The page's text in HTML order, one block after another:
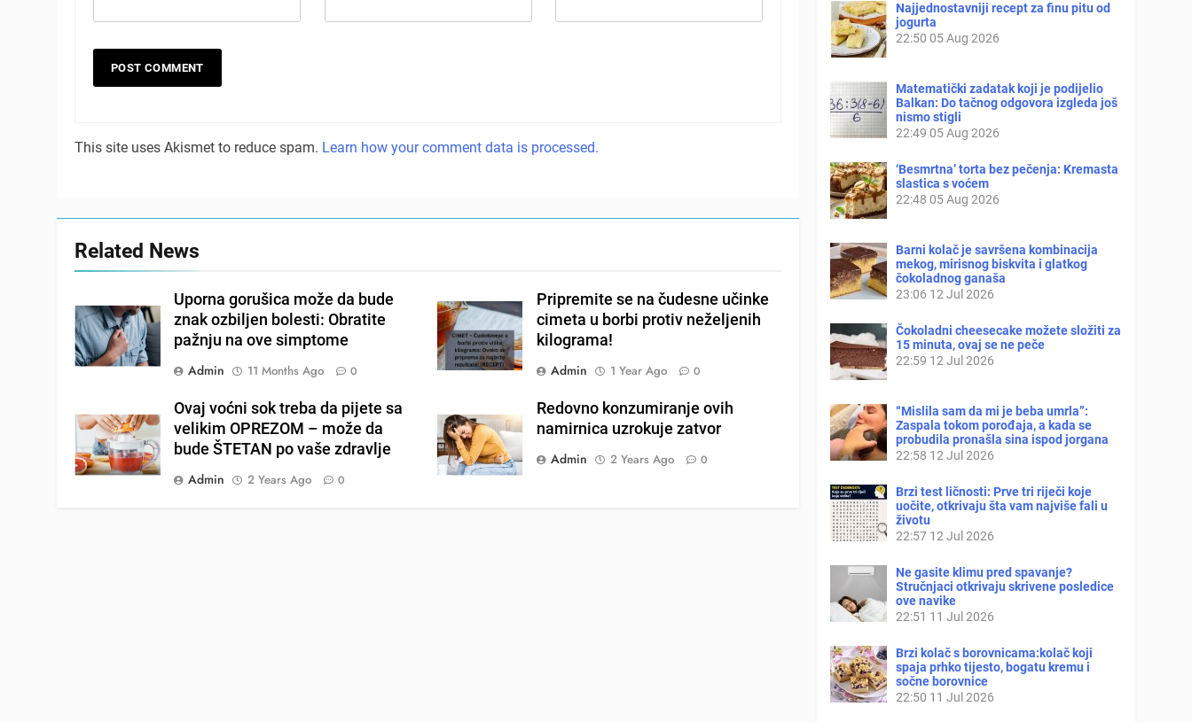
This site uses Akismet to reduce spam. Learn how your comment data is processed.
Related News
Uporna gorušica može da bude
znak ozbiljen bolesti: Obratite
pažnju na ove simptome
Admin
11 Months Ago 0
Pripremite se na čudesne učinke
cimeta u borbi protiv neželjenih
kilograma!
Admin
1 Year Ago 0
Ovaj voćni sok treba da pijete sa
velikim OPREZOM – može da
bude ŠTETAN po vaše zdravlje
Admin
2 Years Ago 0
Redovno konzumiranje ovih
namirnica uzrokuje zatvor
Admin
2 Years Ago 0
Najjednostavniji recept za finu pitu od
jogurta
22:50 05 Aug 2026
Matematički zadatak koji je podijelio
Balkan: Do tačnog odgovora izgleda još
nismo stigli
22:49 05 Aug 2026
‘Besmrtna’ torta bez pečenja: Kremasta
slastica s voćem
22:48 05 Aug 2026
Barni kolač je savršena kombinacija
mekog, mirisnog biskvita i glatkog
čokoladnog ganaša
23:06 12 Jul 2026
Čokoladni cheesecake možete složiti za
15 minuta, ovaj se ne peče
22:59 12 Jul 2026
“Mislila sam da mi je beba umrla”:
Zaspala tokom porođaja, a kada se
probudila pronašla sina ispod jorgana
22:58 12 Jul 2026
Brzi test ličnosti: Prve tri riječi koje
uočite, otkrivaju šta vam najviše fali u
životu
22:57 12 Jul 2026
Ne gasite klimu pred spavanje?
Stručnjaci otkrivaju skrivene posledice
ove navike
22:51 11 Jul 2026
Brzi kolač s borovnicama:kolač koji
spaja prhko tijesto, bogatu kremu i
sočne borovnice
22:50 11 Jul 2026